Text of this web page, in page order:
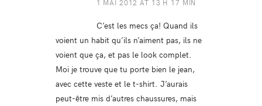
1 MAI 2012 AT 13 H 17 MIN
C’est les mecs ça! Quand ils
voient un habit qu’ils n’aiment pas, ils ne
voient que ça, et pas le look complet.
Moi je trouve que tu porte bien le jean,
avec cette veste et le t-shirt. J’aurais
peut-être mis d’autres chaussures, mais